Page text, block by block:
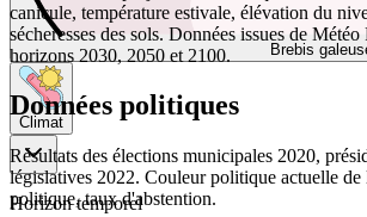
Brebis
Climat
Horizon temporel
canicule, température estivale, élévation du
sécheresses des sols. Données issues de
horizons 2030, 2050 et 2100.
Données politiques
Résultats des élections municipales 2020,
législatives 2022. Couleur politique actuelle de
politique, taux d'abstention.